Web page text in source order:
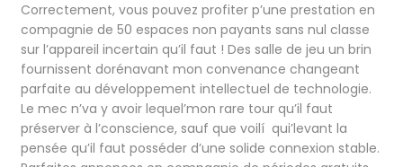
Correctement, vous pouvez profiter p’une prestation en
compagnie de 50 espaces non payants sans nul classe
sur l’appareil incertain qu’il faut ! Des salle de jeu un brin
fournissent dorénavant mon convenance changeant
parfaite au développement intellectuel de technologie.
Le mec n’va y avoir lequel’mon rare tour qu’il faut
préserver à l’conscience, sauf que voilí qui’levant la
pensée qu’il faut posséder d’une solide connexion stable.